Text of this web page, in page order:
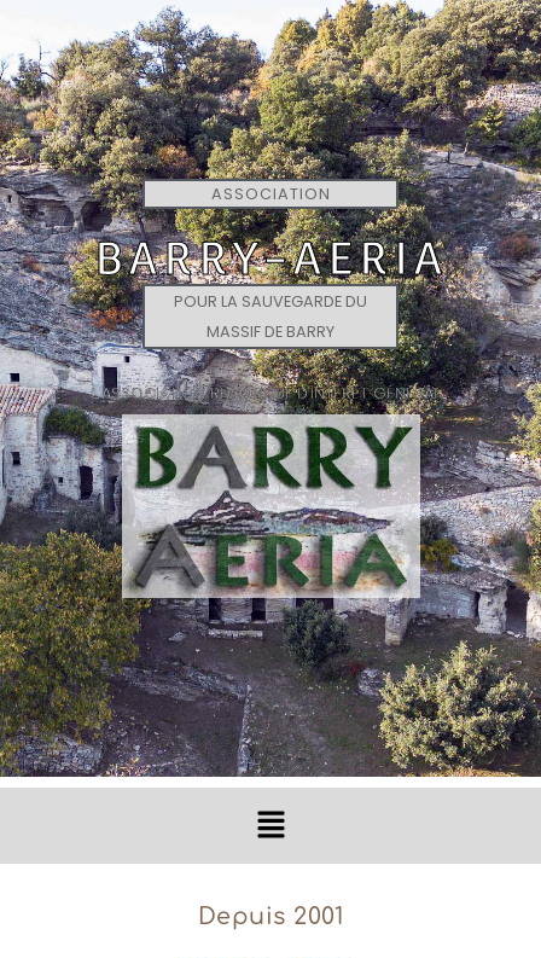
ASSOCIATION
BARRY-AERIA
POUR LA SAUVEGARDE DU
MASSIF DE BARRY
ASSOCIATION RECONNUE D'INTÉRÊT GÉNÉRAL
Depuis 2001